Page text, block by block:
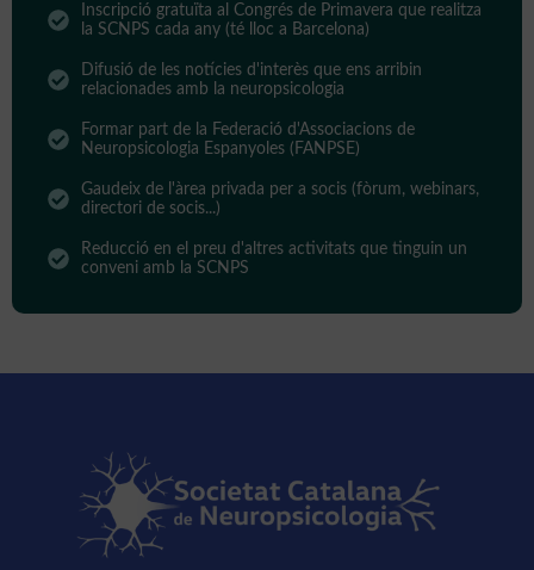
Inscripció gratuïta al Congrés de Primavera que realitza
la SCNPS cada any (té lloc a Barcelona)
Difusió de les notícies d'interès que ens arribin
relacionades amb la neuropsicologia
Formar part de la Federació d'Associacions de
Neuropsicologia Espanyoles (FANPSE)
Gaudeix de l'àrea privada per a socis (fòrum, webinars,
directori de socis...)
Reducció en el preu d'altres activitats que tinguin un
conveni amb la SCNPS